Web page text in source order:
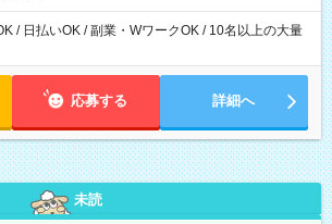
/ 日払いOK / 副業・WワークOK / 10名以上の大量
応募する 詳細へ
未読